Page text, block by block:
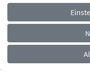
Rechtliches
Navigationsmenü